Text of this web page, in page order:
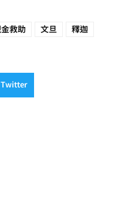
救助 文旦 釋迦
Twitter